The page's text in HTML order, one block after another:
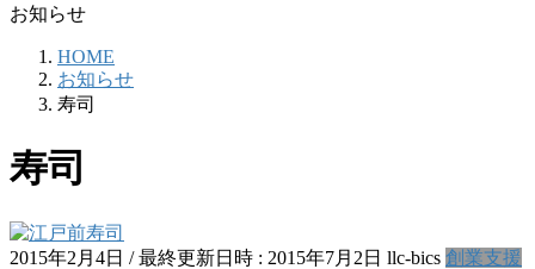
お知らせ
HOME
お知らせ
寿司
寿司
2015年2月4日 / 最終更新日時 : 2015年7月2日 llc-bics 創業支援